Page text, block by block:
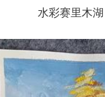
水彩赛里木